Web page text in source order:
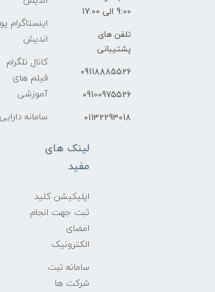
9:00 الی 17:00
تلفن های
پشتیبانی
09118885526
09100975526
01132293018
اینستاگرام
اندیش
کانال تلگرام
فیلم های
آموزشی
سامانه دارایی
لینک های
مفید
اپلیکیشن کلید
ثبت جهت انجام
امضای
الکترونیک
سامانه ثبت
شرکت ها